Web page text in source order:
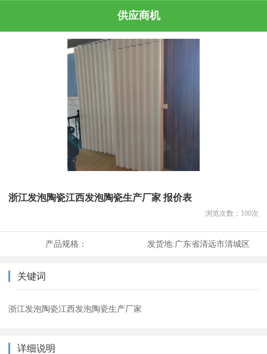
供应商机
浙江发泡陶瓷江西发泡陶瓷生产厂家 报价表
浏览次数： 100次
产品规格： 发货地:广东省清远市清城区
关键词
浙江发泡陶瓷江西发泡陶瓷生产厂家
详细说明